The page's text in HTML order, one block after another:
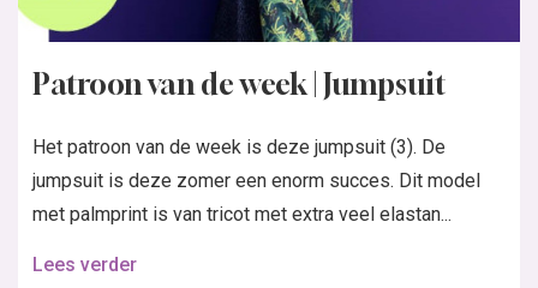
Patroon van de week | Jumpsuit
Het patroon van de week is deze jumpsuit (3). De
jumpsuit is deze zomer een enorm succes. Dit model
met palmprint is van tricot met extra veel elastan...
Lees verder